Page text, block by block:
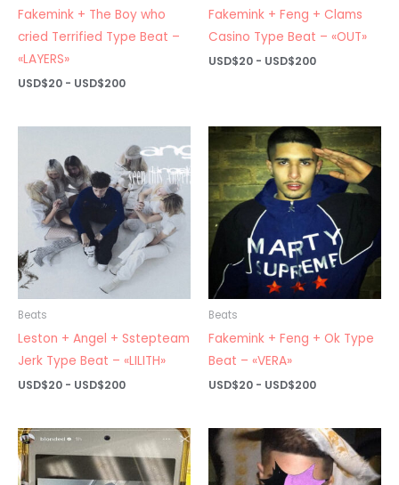
Fakemink + The Boy who
cried Terrified Type Beat –
«LAYERS»
USD$20 - USD$200Rango
desde
hasta
USD$200
Fakemink + Feng + Clams
Casino Type Beat – «OUT»
USD$20 - USD$200Rango
hasta
USD$200
Beats
Leston + Angel + Sstepteam
Jerk Type Beat – «LILITH»
USD$20 - USD$200Rango
desde
USD$20
hasta
USD$200
Beats
Fakemink + Feng + Ok Type
Beat – «VERA»
USD$20 - USD$200Rango
desde
USD$20
hasta
USD$200